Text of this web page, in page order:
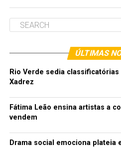
ÚLTIMAS
Rio Verde sedia classificatórias
Xadrez
Fátima Leão ensina artistas a
vendem
Drama social emociona plateia